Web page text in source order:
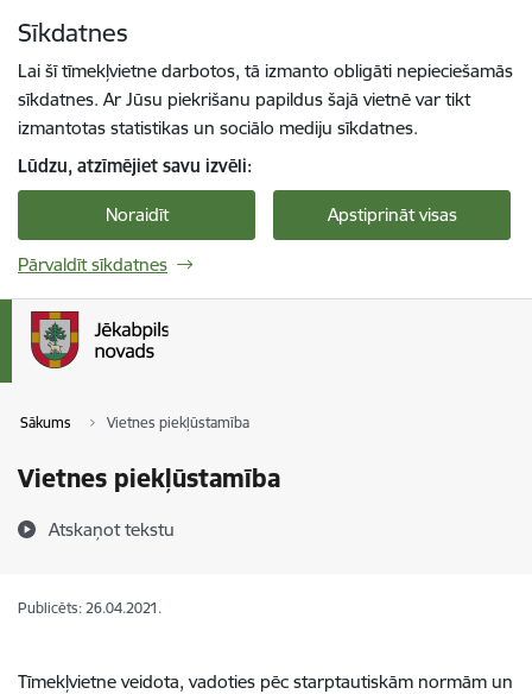
Sīkdatnes
Lai šī tīmekļvietne darbotos, tā izmanto obligāti nepieciešamās
sīkdatnes. Ar Jūsu piekrišanu papildus šajā vietnē var tikt
izmantotas statistikas un sociālo mediju sīkdatnes.
Lūdzu, atzīmējiet savu izvēli:
Noraidīt Apstiprināt visas
Pārvaldīt sīkdatnes
Sākums Vietnes piekļūstamība
Vietnes piekļūstamība
Atskaņot tekstu
Publicēts: 26.04.2021.
Tīmekļvietne veidota, vadoties pēc starptautiskām normām un